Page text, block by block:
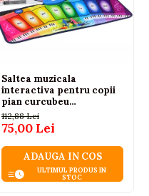
Saltea muzicala
interactiva pentru copii
pian curcubeu
educationala
112,88 Lei
75,00 Lei
ADAUGA IN COS
ULTIMUL PRODUS IN
STOC